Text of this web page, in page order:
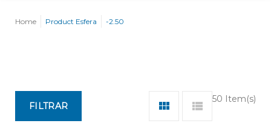
Home Product Esfera -2.50
50 Item(s)
FILTRAR